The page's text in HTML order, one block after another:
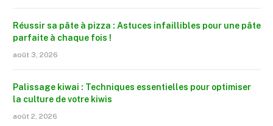
Réussir sa pâte à pizza : Astuces infaillibles pour une pâte
parfaite à chaque fois !
août 3, 2026
Palissage kiwai : Techniques essentielles pour optimiser
la culture de votre kiwis
août 2, 2026